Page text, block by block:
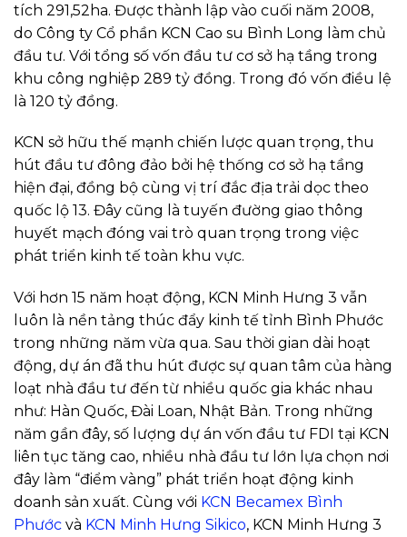
tích 291,52ha. Được thành lập vào cuối năm 2008,
do Công ty Cổ phần KCN Cao su Bình Long làm chủ
đầu tư. Với tổng số vốn đầu tư cơ sở hạ tầng trong
khu công nghiệp 289 tỷ đồng. Trong đó vốn điều lệ
là 120 tỷ đồng.
KCN sở hữu thế mạnh chiến lược quan trọng, thu
hút đầu tư đông đảo bởi hệ thống cơ sở hạ tầng
hiện đại, đồng bộ cùng vị trí đắc địa trải dọc theo
quốc lộ 13. Đây cũng là tuyến đường giao thông
huyết mạch đóng vai trò quan trọng trong việc
phát triển kinh tế toàn khu vực.
Với hơn 15 năm hoạt động, KCN Minh Hưng 3 vẫn
luôn là nền tảng thúc đẩy kinh tế tỉnh Bình Phước
trong những năm vừa qua. Sau thời gian dài hoạt
động, dự án đã thu hút được sự quan tâm của hàng
loạt nhà đầu tư đến từ nhiều quốc gia khác nhau
như: Hàn Quốc, Đài Loan, Nhật Bản. Trong những
năm gần đây, số lượng dự án vốn đầu tư FDI tại KCN
liên tục tăng cao, nhiều nhà đầu tư lớn lựa chọn nơi
đây làm “điểm vàng” phát triển hoạt động kinh
doanh sản xuất. Cùng với KCN Becamex Bình
Phước và KCN Minh Hưng Sikico, KCN Minh Hưng 3